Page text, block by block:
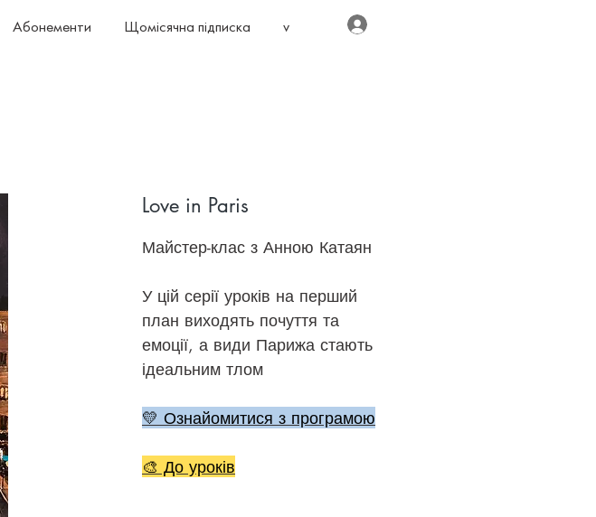
Абонементи Щомісячна підписка v
Love in Paris
Майстер-клас з Анною Катаян
У цій серії уроків на перший
план виходять почуття та
емоції, а види Парижа стають
ідеальним тлом
💛 Ознайомитися з програмою
🎨 До уроків